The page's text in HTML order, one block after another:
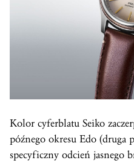
Kolor cyferblatu Seiko
późnego okresu Edo (druga
specyficzny odcień jasnego